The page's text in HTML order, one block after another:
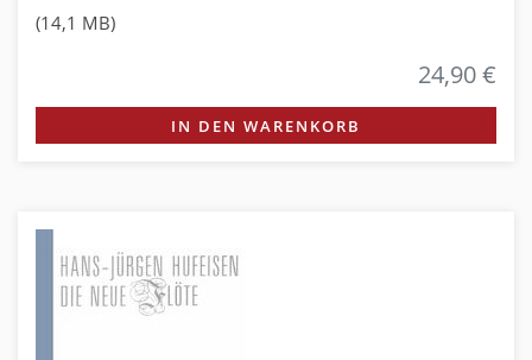
(14,1 MB)
24,90 €
IN DEN WARENKORB